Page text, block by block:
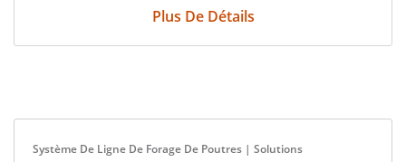
Plus De Détails
Système De Ligne De Forage De Poutres | Solutions